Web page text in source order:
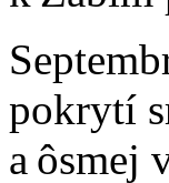
pokrytí
a ôsmej